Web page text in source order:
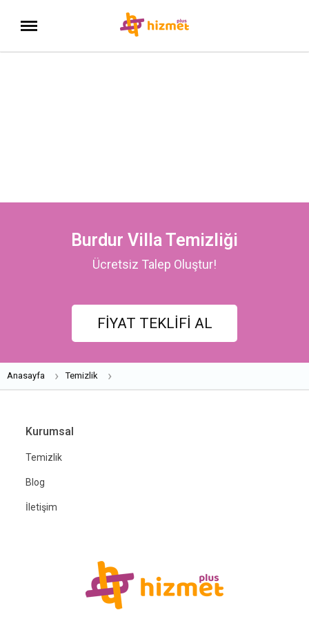
Burdur Villa Temizliği
Ücretsiz Talep Oluştur!
FİYAT TEKLİFİ AL
Anasayfa Temizlik
Kurumsal
Temizlik
Blog
İletişim